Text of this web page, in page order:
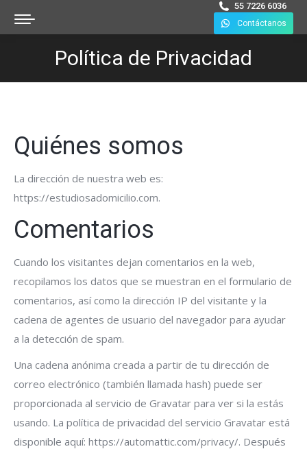
55 7226 6036
Contáctanos
Política de Privacidad
You are here:
Quiénes somos
La dirección de nuestra web es:
https://estudiosadomicilio.com.
Comentarios
Cuando los visitantes dejan comentarios en la web,
recopilamos los datos que se muestran en el formulario de
comentarios, así como la dirección IP del visitante y la
cadena de agentes de usuario del navegador para ayudar
a la detección de spam.
Una cadena anónima creada a partir de tu dirección de
correo electrónico (también llamada hash) puede ser
proporcionada al servicio de Gravatar para ver si la estás
usando. La política de privacidad del servicio Gravatar está
disponible aquí: https://automattic.com/privacy/. Después